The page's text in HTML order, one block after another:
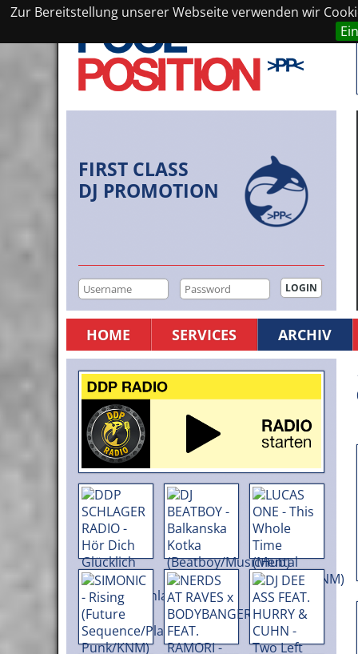
Zur Bereitstellung unserer Webseite verwenden wir
FIRST CLASS
DJ PROMOTION
HOME SERVICES ARCHIV